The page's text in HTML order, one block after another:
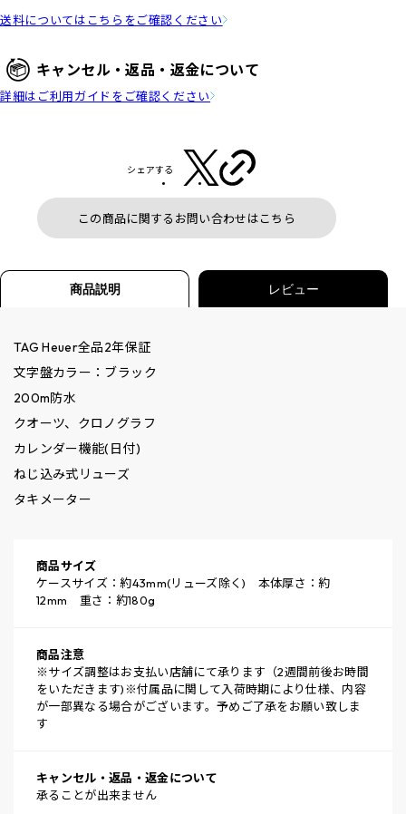
送料についてはこちらをご確認ください
キャンセル・返品・返金について
詳細はご利用ガイドをご確認ください
シェアする
この商品に関するお問い合わせはこちら
商品説明 レビュー
TAG Heuer全品2年保証
文字盤カラー：ブラック
200m防水
クオーツ、クロノグラフ
カレンダー機能(日付)
ねじ込み式リューズ
タキメーター
商品サイズ
ケースサイズ：約43mm(リューズ除く) 本体厚さ：約
12mm 重さ：約180g
商品注意
※サイズ調整はお支払い店舗にて承ります（2週間前後お時間
をいただきます)※付属品に関して入荷時期により仕様、内容
が一部異なる場合がございます。予めご了承をお願い致しま
す
キャンセル・返品・返金について
承ることが出来ません